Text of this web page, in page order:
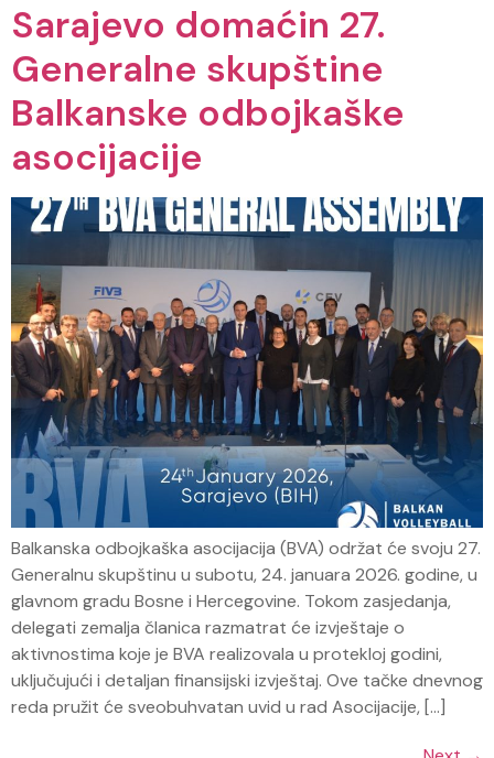
Sarajevo domaćin 27.
Generalne skupštine
Balkanske odbojkaške
asocijacije
Balkanska odbojkaška asocijacija (BVA) održat će svoju 27.
Generalnu skupštinu u subotu, 24. januara 2026. godine, u
glavnom gradu Bosne i Hercegovine. Tokom zasjedanja,
delegati zemalja članica razmatrat će izvještaje o
aktivnostima koje je BVA realizovala u protekloj godini,
uključujući i detaljan finansijski izvještaj. Ove tačke dnevnog
reda pružit će sveobuhvatan uvid u rad Asocijacije, […]